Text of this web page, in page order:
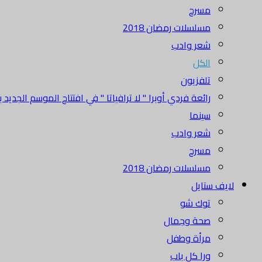
مسرح
مسلسلات رمضان 2018
شعر وادب
الكل
تلفزيون
رائعة فردي أوبرا " لا ترافياتا " في افتتاح الموسم الجديد
سينما
شعر وادب
مسرح
مسلسلات رمضان 2018
لايف ستايل
توك شو
صحة وجمال
مرأة وطفل
ورا كل باب